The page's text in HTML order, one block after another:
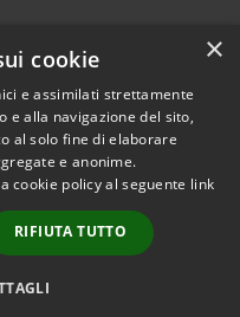
2025
Copyright © 2026 • Comune di
Municipium•
Accesso
redazione
×
cookie
e assimilati strettamente
e alla navigazione del sito,
al solo fine di elaborare
e anonime.
cookie policy al seguente link
RIFIUTA TUTTO